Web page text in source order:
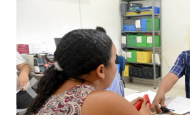
Previous